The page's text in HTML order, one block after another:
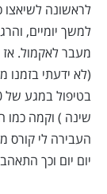
לראשונה לשיאצו
למשך יומיים,
מעבר לאקמול.
(לא ידעתי בזמנו
שינה ) וקמה כמו
העבירה לי קורס
יום יום וכך